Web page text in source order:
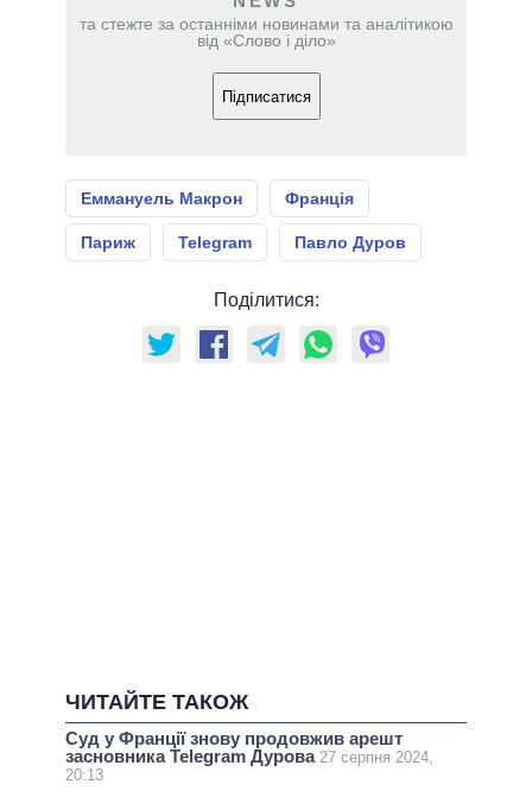
та стежте за останніми новинами та аналітикою
від «Слово і діло»
Підписатися
Еммануель Макрон Франція
Париж Telegram Павло Дуров
Поділитися:
ЧИТАЙТЕ ТАКОЖ
Суд у Франції знову продовжив арешт
засновника Telegram Дурова 27 серпня 2024,
20:13